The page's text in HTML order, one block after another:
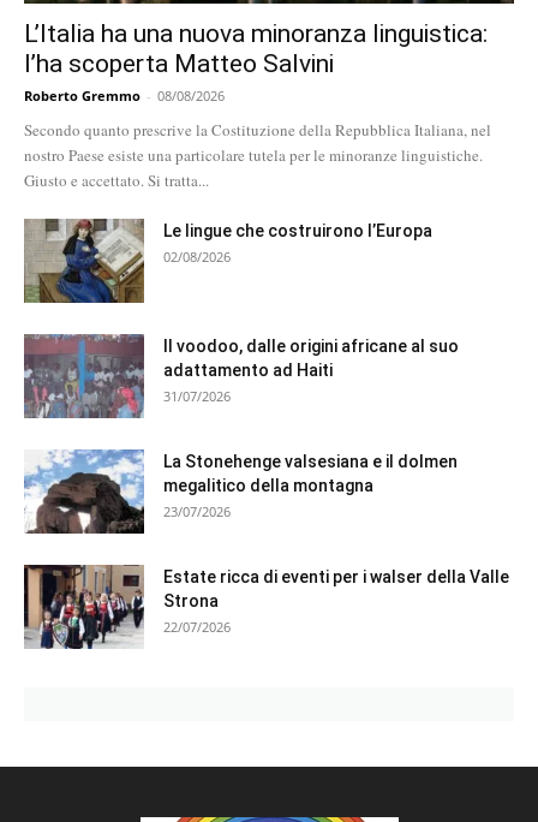
L’Italia ha una nuova minoranza linguistica:
l’ha scoperta Matteo Salvini
Roberto Gremmo - 08/08/2026
Secondo quanto prescrive la Costituzione della Repubblica Italiana, nel
nostro Paese esiste una particolare tutela per le minoranze linguistiche.
Giusto e accettato. Si tratta...
Le lingue che costruirono l’Europa
02/08/2026
Il voodoo, dalle origini africane al suo
adattamento ad Haiti
31/07/2026
La Stonehenge valsesiana e il dolmen
megalitico della montagna
23/07/2026
Estate ricca di eventi per i walser della Valle
Strona
22/07/2026